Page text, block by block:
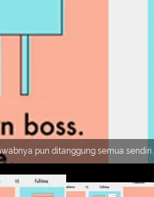
pun ditanggung semua sendiri.